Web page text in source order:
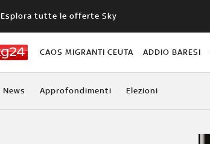
Esplora tutte le offerte Sky
CAOS MIGRANTI CEUTA ADDIO BARESI
News Approfondimenti Elezioni